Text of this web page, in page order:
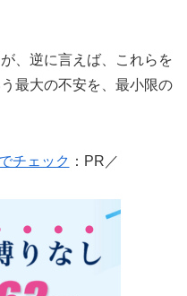
、逆に言えば、これらを
最大の不安を、最小限の
チェック ：PR／